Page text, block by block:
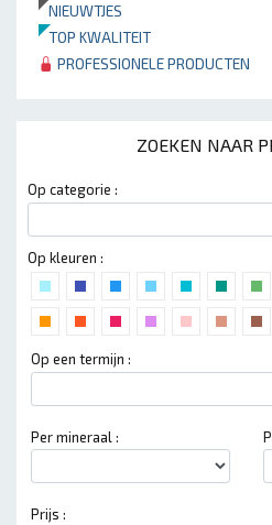
NIEUWTJES
TOP KWALITEIT
PROFESSIONELE PRODUCTEN
ZOEKEN NAAR
Op categorie :
Op kleuren :
Op een termijn :
Per mineraal :
Prijs :